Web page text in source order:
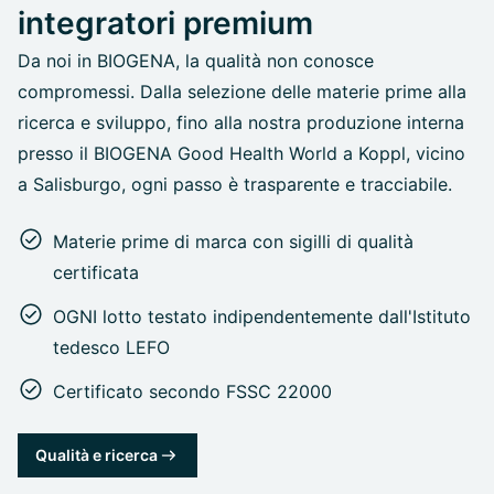
integratori premium
Da noi in BIOGENA, la qualità non conosce
compromessi. Dalla selezione delle materie prime alla
ricerca e sviluppo, fino alla nostra produzione interna
presso il BIOGENA Good Health World a Koppl, vicino
a Salisburgo, ogni passo è trasparente e tracciabile.
Materie prime di marca con sigilli di qualità
certificata
OGNI lotto testato indipendentemente dall'Istituto
tedesco LEFO
Certificato secondo FSSC 22000
Qualità e ricerca